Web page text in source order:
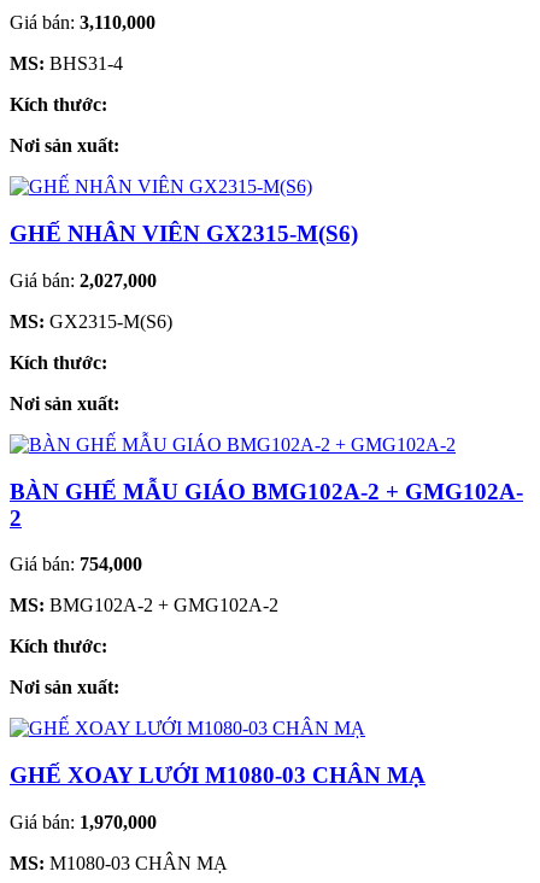
Giá bán: 3,110,000
MS: BHS31-4
Kích thước:
Nơi sản xuất:
GHẾ NHÂN VIÊN GX2315-M(S6)
Giá bán: 2,027,000
MS: GX2315-M(S6)
Kích thước:
Nơi sản xuất:
BÀN GHẾ MẪU GIÁO BMG102A-2 + GMG102A-
2
Giá bán: 754,000
MS: BMG102A-2 + GMG102A-2
Kích thước:
Nơi sản xuất:
GHẾ XOAY LƯỚI M1080-03 CHÂN MẠ
Giá bán: 1,970,000
MS: M1080-03 CHÂN MẠ